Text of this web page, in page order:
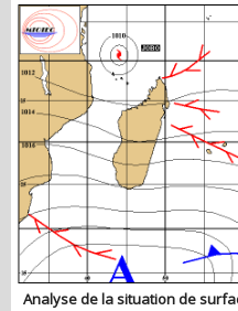
Analyse de la situation de